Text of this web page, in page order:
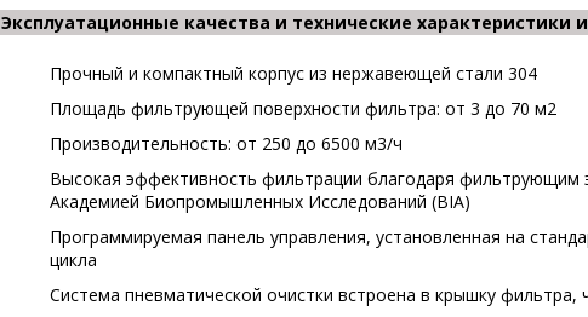
Эксплуатационные качества и технические характеристики
Прочный и компактный корпус из нержавеющей стали 304
Площадь фильтрующей поверхности фильтра: от 3 до 70 м2
Производительность: от 250 до 6500 м3/ч
Высокая эффективность фильтрации благодаря
Академией Биопромышленных Исследований (BIA)
Программируемая панель управления, установленная на
цикла
Система пневматической очистки встроена в крышку фильтра,